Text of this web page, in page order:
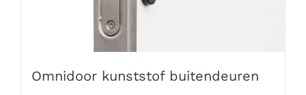
Omnidoor kunststof buitendeuren